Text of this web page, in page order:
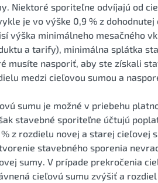
Niektoré sporiteľne odvíjajú od
je vo výške 0,9 % z
výška minimálneho mesačného
a tarify), minimálna splátka
musíte nasporiť, aby ste získali
medzi cieľovou sumou a
sumu je možné v priebehu
stavebné sporiteľne účtujú
z rozdielu novej a starej cieľovej
stavebného sporenia
sumy. V prípade prekročenia
cieľovú sumu zvýšiť a